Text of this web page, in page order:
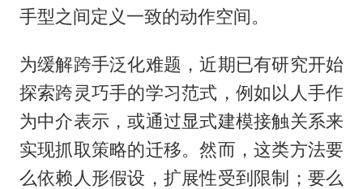
手型之间定义一致的动作空间。
为缓解跨手泛化难题，近期已有研究开始
探索跨灵巧手的学习范式，例如以人手作
为中介表示，或通过显式建模接触关系来
实现抓取策略的迁移。然而，这类方法要
么依赖人形假设，扩展性受到限制；要么